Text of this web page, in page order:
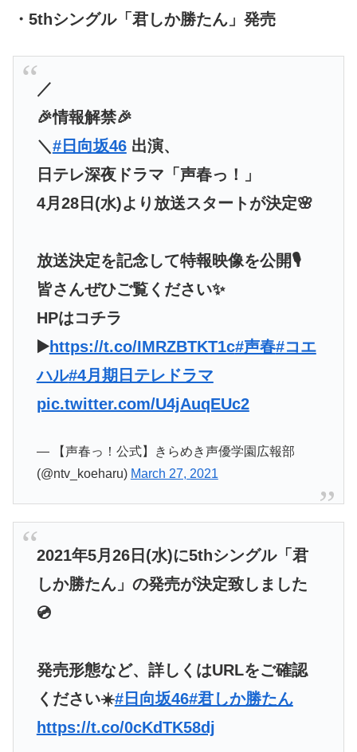
・5thシングル「君しか勝たん」発売
／
🎉情報解禁🎉
＼#日向坂46出演、
日テレ深夜ドラマ「声春っ！」
4月28日(水)より放送スタートが決定🌸
放送決定を記念して特報映像を公開🎙️
皆さんぜひご覧ください✨
HPはコチラ
▶️https://t.co/IMRZBTKT1c#声春#コエ
ハル#4月期日テレドラマ
pic.twitter.com/U4jAuqEUc2
— 【声春っ！公式】きらめき声優学園広報部
(@ntv_koeharu) March 27, 2021
2021年5月26日(水)に5thシングル「君
しか勝たん」の発売が決定致しました
💿
発売形態など、詳しくはURLをご確認
ください☀️#日向坂46#君しか勝たん
https://t.co/0cKdTK58dj